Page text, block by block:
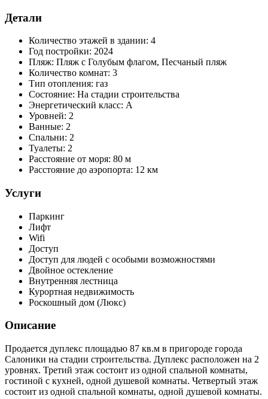
Детали
Количество этажей в здании: 4
Год постройки: 2024
Пляж: Пляж с Голубым флагом, Песчаный пляж
Количество комнат: 3
Тип отопления: газ
Состояние: На стадии строительства
Энергетический класс: A
Уровней: 2
Ванные: 2
Спальни: 2
Туалеты: 2
Расстояние от моря: 80 м
Расстояние до аэропорта: 12 км
Услуги
Паркинг
Лифт
Wifi
Доступ
Доступ для людей с особыми возможностями
Двойное остекление
Внутренняя лестница
Курортная недвижимость
Роскошный дом (Люкс)
Описание
Продается дуплекс площадью 87 кв.м в пригороде города
Салоники на стадии строительства. Дуплекс расположен на 2
уровнях. Третий этаж состоит из одной спальной комнаты,
гостиной с кухней, одной душевой комнаты. Четвертый этаж
состоит из одной спальной комнаты, одной душевой комнаты.